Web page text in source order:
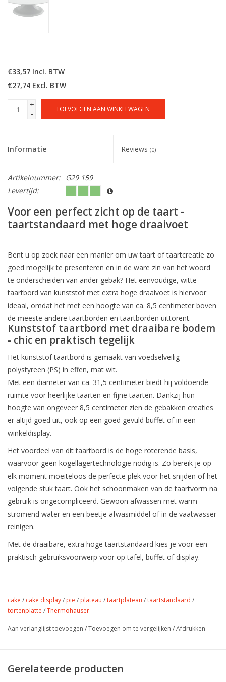
€33,57 Incl. BTW
€27,74 Excl. BTW
+
-
TOEVOEGEN AAN WINKELWAGEN
Informatie Reviews (0)
Artikelnummer:
G29 159
Levertijd:
Voor een perfect zicht op de taart -
taartstandaard met hoge draaivoet
Bent u op zoek naar een manier om uw taart of taartcreatie zo
goed mogelijk te presenteren en in de ware zin van het woord
te onderscheiden van ander gebak? Het eenvoudige, witte
taartbord van kunststof met extra hoge draaivoet is hiervoor
ideaal, omdat het met een hoogte van ca. 8,5 centimeter boven
de meeste andere taartborden en taartborden uittorent.
Kunststof taartbord met draaibare bodem
- chic en praktisch tegelijk
Het kunststof taartbord is gemaakt van voedselveilig
polystyreen (PS) in effen, mat wit.
Met een diameter van ca. 31,5 centimeter biedt hij voldoende
ruimte voor heerlijke taarten en fijne taarten. Dankzij hun
hoogte van ongeveer 8,5 centimeter zien de gebakken creaties
er altijd goed uit, ook op een goed gevuld buffet of in een
winkeldisplay.
Het voordeel van dit taartbord is de hoge roterende basis,
waarvoor geen kogellagertechnologie nodig is. Zo bereik je op
elk moment moeiteloos de perfecte plek voor het snijden of het
volgende stuk taart. Ook het schoonmaken van de taartvorm na
gebruik is ongecompliceerd. Gewoon afwassen met warm
stromend water en een beetje afwasmiddel of in de vaatwasser
reinigen.
Met de draaibare, extra hoge taartstandaard kies je voor een
praktisch gebruiksvoorwerp voor op tafel, buffet of display.
cake / cake display/ pie / plateau /taartplateau /taartstandaard /
tortenplatte /Thermohauser
Aan verlanglijst toevoegen /Toevoegen om te vergelijken /Afdrukken
Gerelateerde producten